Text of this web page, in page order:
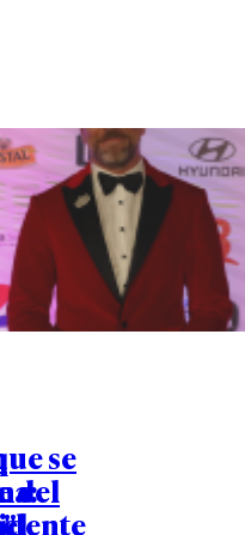
se
del